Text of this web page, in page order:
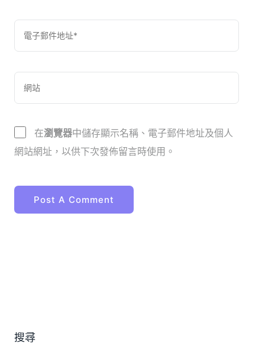
在瀏覽器中儲存顯示名稱、電子郵件地址及個人
網站網址，以供下次發佈留言時使用。
搜尋